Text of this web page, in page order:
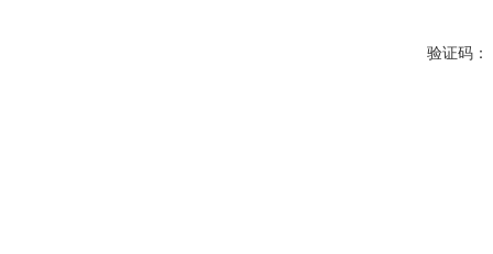
验证码：